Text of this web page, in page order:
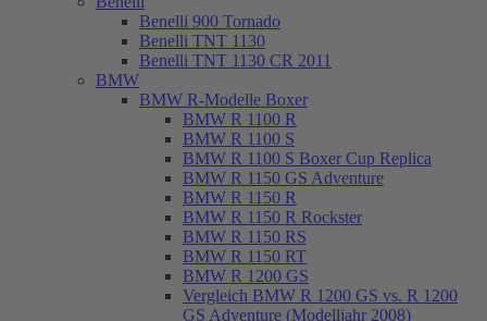
Benelli 900 Tornado
Benelli TNT 1130
Benelli TNT 1130 CR 2011
BMW
BMW R-Modelle Boxer
BMW R 1100 R
BMW R 1100 S
BMW R 1100 S Boxer Cup Replica
BMW R 1150 GS Adventure
BMW R 1150 R
BMW R 1150 R Rockster
BMW R 1150 RS
BMW R 1150 RT
BMW R 1200 GS
Vergleich BMW R 1200 GS vs. R 1200
GS Adventure (Modelljahr 2008)